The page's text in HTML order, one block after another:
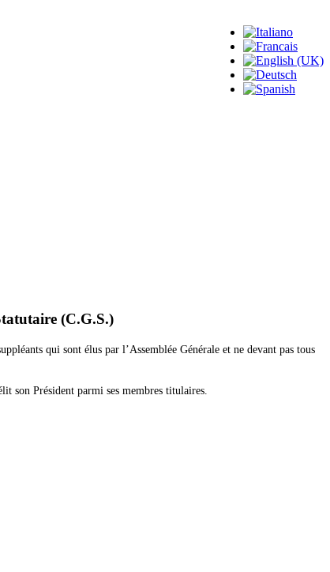
(C.G.S.)
qui sont élus par l’Assemblée Générale et ne devant pas tous
son Président parmi ses membres titulaires.